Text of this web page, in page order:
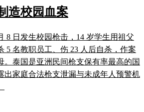
造校园血案
8 日发生校园枪击，14 岁学生用祖父
5 名教职员工、伤 23 人后自杀，作案
。泰国是亚洲民间枪支保有率最高的国
出家庭合法枪支泄漏与未成年人预警机